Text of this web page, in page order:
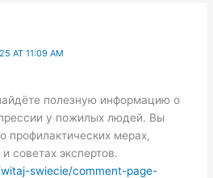
AT 11:09 AM
полезную информацию о
у пожилых людей. Вы
профилактических мерах,
советах экспертов.
swiecie/comment-page-